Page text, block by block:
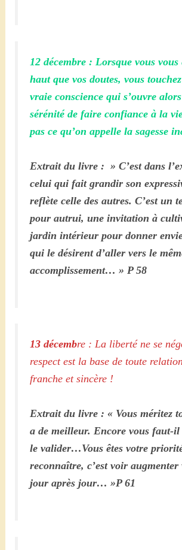
12 décembre : Lorsque vous vous
haut que vos doutes, vous
vraie conscience qui s’ouvre
sérénité de faire confiance à la
pas ce qu’on appelle la sagesse
Extrait du livre : » C’est dans
celui qui fait grandir son
reflète celle des autres. C’est un
pour autrui, une invitation à
jardin intérieur pour donner
qui le désirent d’aller vers le
accomplissement… » P 58
13 décembre : La liberté ne se
respect est la base de toute
franche et sincère !
Extrait du livre : « Vous méritez
a de meilleur. Encore vous faut-il
le valider…Vous êtes votre
reconnaître, c’est voir augmenter
jour après jour… »P 61